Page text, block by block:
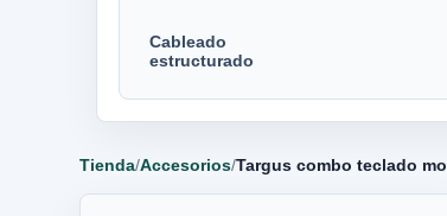
Cableado
estructurado
Tienda/Accesorios/Targus combo teclado